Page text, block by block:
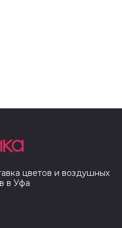
цветов и воздушных
в Уфа